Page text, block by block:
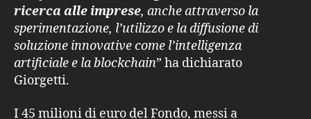
ricerca alle imprese, anche attraverso la
sperimentazione, l’utilizzo e la diffusione di
soluzione innovative come l’intelligenza
artificiale e la blockchain” ha dichiarato
Giorgetti.
I 45 milioni di euro del Fondo, messi a